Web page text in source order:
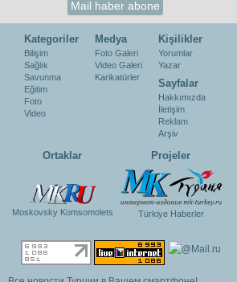
Kategoriler
Bilişim
Sağlık
Savunma
Eğitim
Foto
Video
Medya
Foto Galeri
Video Galeri
Karikatürler
Kişilikler
Yorumlar
Yazar
Sayfalar
Hakkımızda
İletişim
Reklam
Arşiv
Ortaklar
Moskovsky Komsomolets
Projeler
Türkiye Haberler